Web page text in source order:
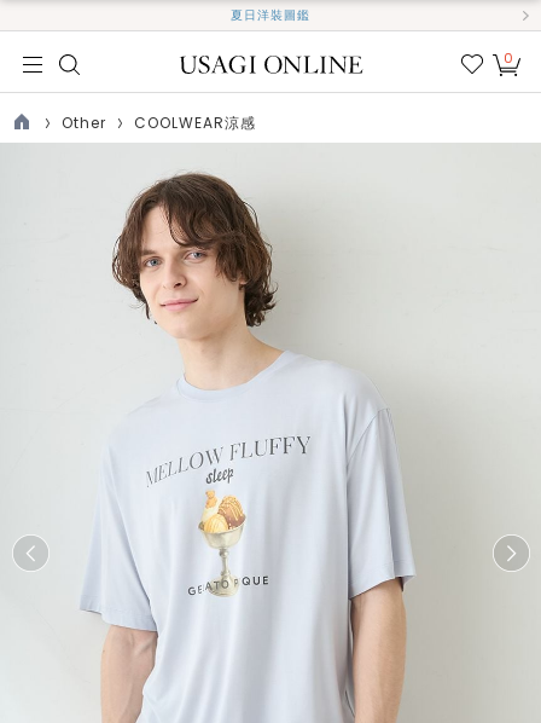
夏日洋裝圖鑑
我的
0
TOP
Other COOLWEAR涼感